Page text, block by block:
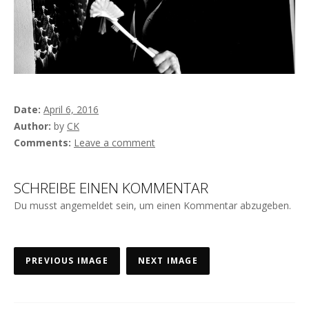
Date April 6, 2016
Author by CK
Comments Leave a comment
SCHREIBE EINEN KOMMENTAR
Du musst angemeldet sein, um einen Kommentar abzugeben.
PREVIOUS IMAGE NEXT IMAGE